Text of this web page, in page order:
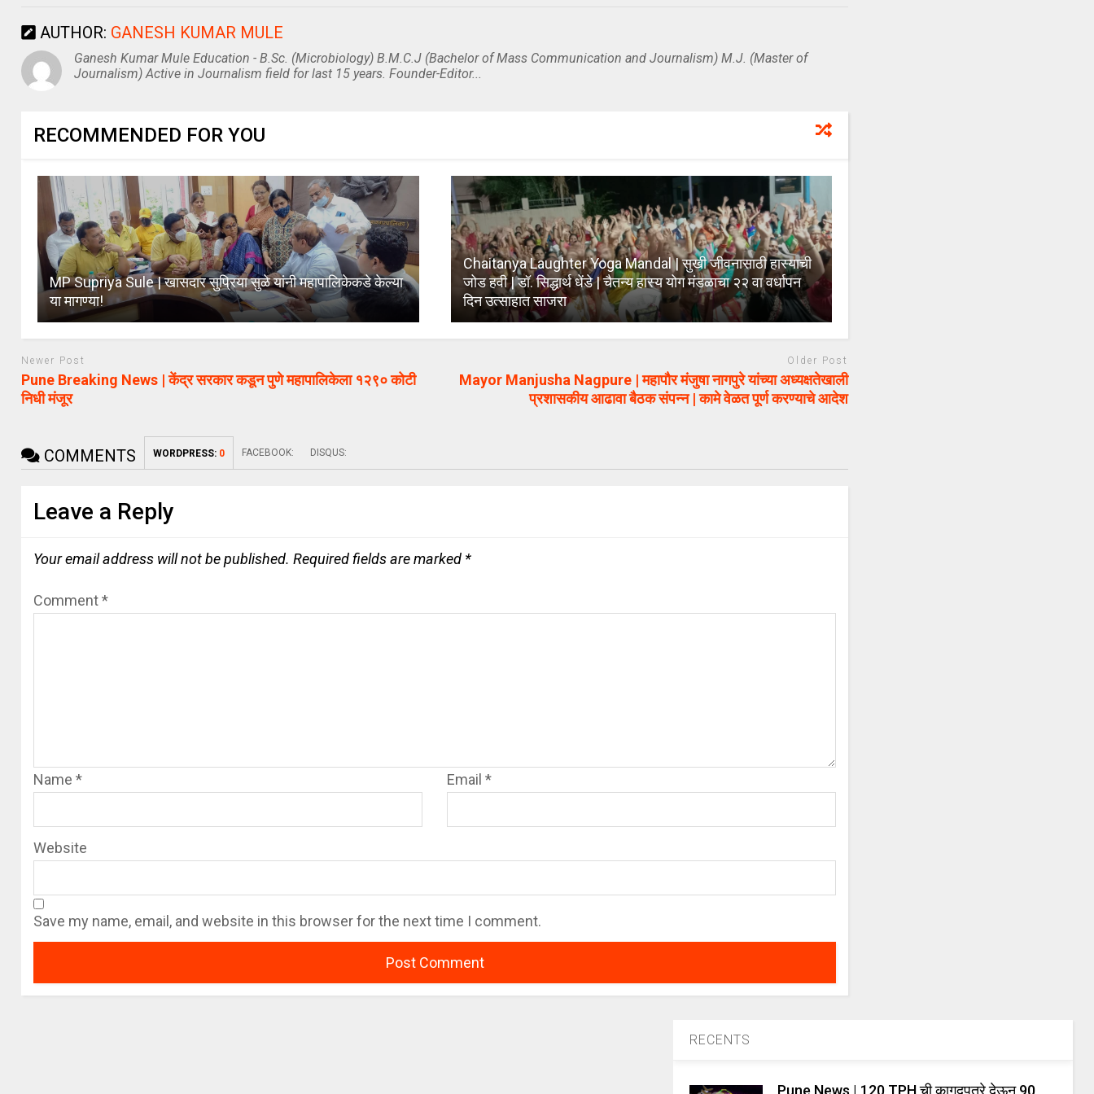
AUTHOR: GANESH KUMAR MULE
Ganesh Kumar Mule Education - B.Sc. (Microbiology) B.M.C.J (Bachelor of Mass Communication and Journalism) M.J. (Master of
Journalism) Active in Journalism field for last 15 years. Founder-Editor...
RECOMMENDED FOR YOU
MP Supriya Sule | खासदार सुप्रिया सुळे यांनी महापालिकेकडे केल्या
या मागण्या!
Chaitanya Laughter Yoga Mandal | सुखी जीवनासाठी हास्याची
जोड हवी | डॉ. सिद्धार्थ धेंडे | चैतन्य हास्य योग मंडळाचा २२ वा वर्धापन
दिन उत्साहात साजरा
Newer Post
Pune Breaking News | केंद्र सरकार कडून पुणे महापालिकेला १२९० कोटी
निधी मंजूर
Older Post
Mayor Manjusha Nagpure | महापौर मंजुषा नागपुरे यांच्या अध्यक्षतेखाली
प्रशासकीय आढावा बैठक संपन्न | कामे वेळत पूर्ण करण्याचे आदेश
COMMENTS WORDPRESS: 0 FACEBOOK: DISQUS:
Leave a Reply
Your email address will not be published. Required fields are marked *
Comment*
Name* Email*
Website
Save my name, email, and website in this browser for the next time I comment.
RECENTS
Pune News | 120 TPH ची कागदपत्रे देऊन 90